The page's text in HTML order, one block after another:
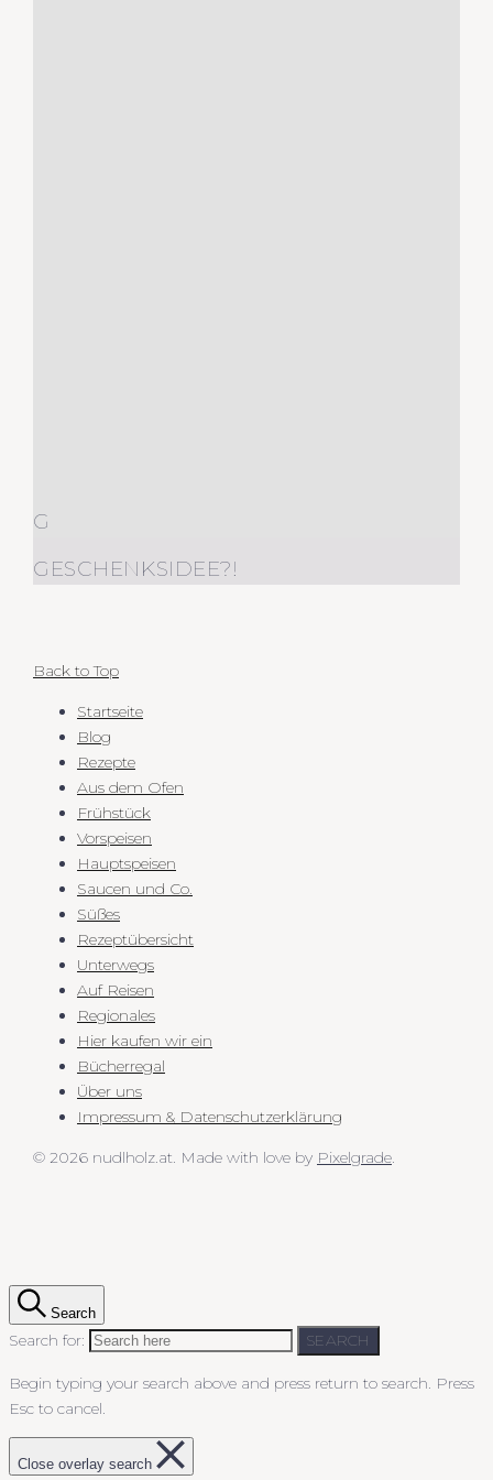
G
GESCHENKSIDEE?!
Back to Top
Startseite
Blog
Rezepte
Aus dem Ofen
Frühstück
Vorspeisen
Hauptspeisen
Saucen und Co.
Süßes
Rezeptübersicht
Unterwegs
Auf Reisen
Regionales
Hier kaufen wir ein
Bücherregal
Über uns
Impressum & Datenschutzerklärung
© 2026 nudlholz.at. Made with love by Pixelgrade.
Search
Search for: SEARCH
Begin typing your search above and press return to search. Press
Esc to cancel.
Close overlay search